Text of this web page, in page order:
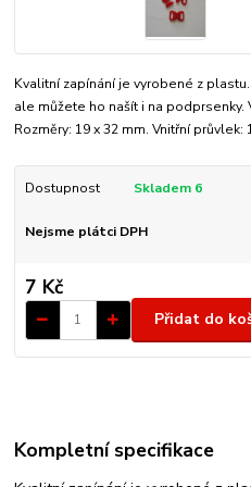
Kvalitní zapínání je vyrobené z
ale můžete ho našít i na podprsenky.
Rozměry: 19 x 32 mm. Vnitřní průvlek:
Dostupnost Skladem 6
Nejsme plátci DPH
7 Kč
Přidat do
Kompletní specifikace